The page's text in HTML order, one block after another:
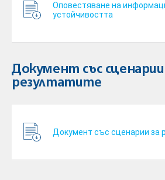
Оповестяване на
устойчивостта
Документ със сценарии
резултатите
Документ със сценарии за